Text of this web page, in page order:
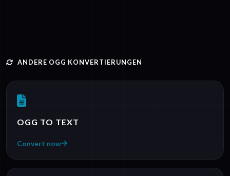
ANDERE OGG KONVERTIERUNGEN
OGG TO TEXT
Convert now